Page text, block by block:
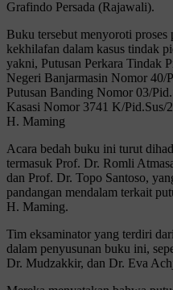
Grafindo Persada (Rajawali).
Buku tersebut menyoroti proses
kekhilafan dalam kasus tindak
yakni, Putusan Perkara Tindak
Negeri Banjarmasin Nomor
Putusan Banding Nomor 03/
Kasasi Nomor 3741 K/Pid.Sus/
H. Maming
Acara bedah buku ini turut
termasuk Prof. Dr. Romli
dan Prof. Dr. Topo Santoso,
pandangan mendalam terkait
H. Maming.
Tim eksaminator yang terdiri
dalam penyusunan buku ini,
Dr. Mudzakkir, dan Dr. Eva